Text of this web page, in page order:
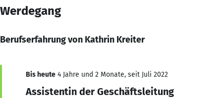
Werdegang
Berufserfahrung von Kathrin Kreiter
Bis heute 4 Jahre und 2 Monate, seit Juli 2022
Assistentin der Geschäftsleitung